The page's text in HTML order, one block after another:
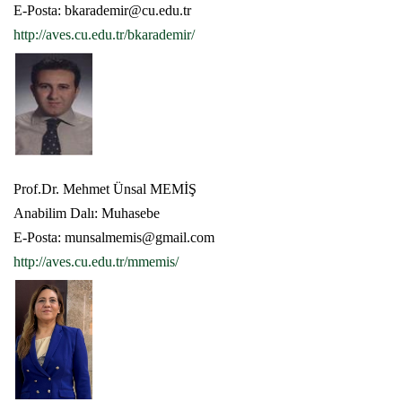
E-Posta: bkarademir@cu.edu.tr
http://aves.cu.edu.tr/bkarademir/
Prof.Dr. Mehmet Ünsal MEMİŞ
Anabilim Dalı: Muhasebe
E-Posta: munsalmemis@gmail.com
http://aves.cu.edu.tr/mmemis/